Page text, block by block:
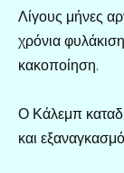
Λίγους μήνες
χρόνια
κακοποίηση.
Ο Κάλεμπ
και